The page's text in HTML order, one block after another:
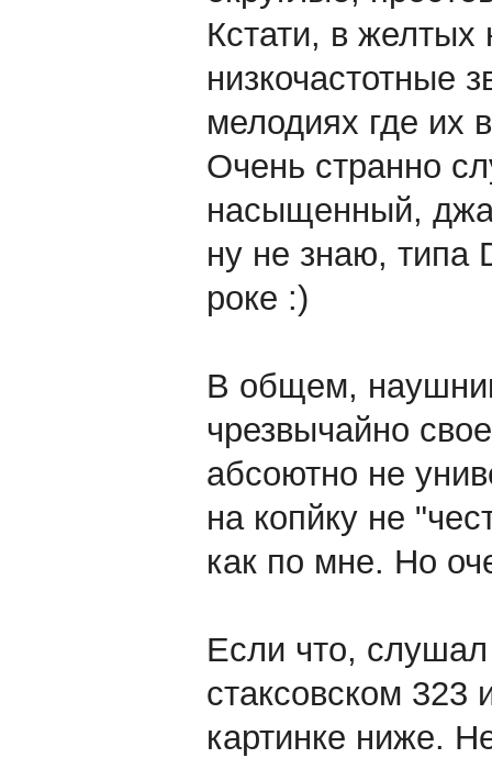
Кстати, в желтых
низкочастотные
мелодиях где их
Очень странно
насыщенный,
ну не знаю, типа
роке :)
В общем,
чрезвычайно
абсоютно не
на копйку не
как по мне. Но
Если что,
стаксовском 323
картинке ниже.